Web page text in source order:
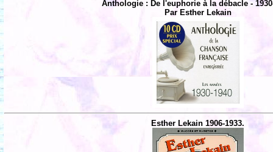
Anthologie : De l'euphorie à la débacle -
Par Esther Lekain
Esther Lekain 1906-1933.